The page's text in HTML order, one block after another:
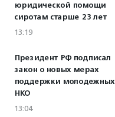
юридической помощи
сиротам старше 23 лет
13:19
Президент РФ подписал
закон о новых мерах
поддержки молодежных
НКО
13:04